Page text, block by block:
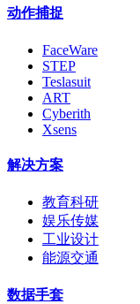
动作捕捉
FaceWare
STEP
Teslasuit
ART
Cyberith
Xsens
解决方案
教育科研
娱乐传媒
工业设计
能源交通
数据手套